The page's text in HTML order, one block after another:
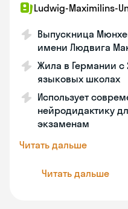
Ludwig-Maximilins-
Выпускница
имени Людвига
Жила в Германии с
языковых школах
Использует
нейродидактику
экзаменам
Читать дальше
Читать дальше